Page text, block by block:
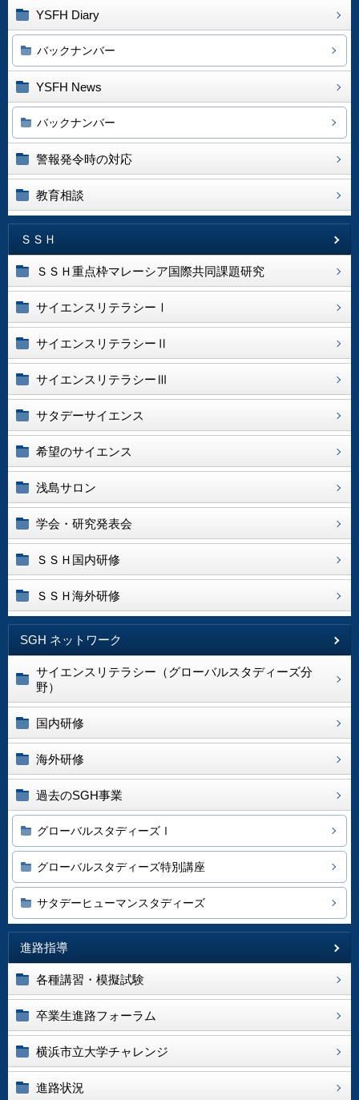
YSFH Diary
バックナンバー
YSFH News
バックナンバー
警報発令時の対応
教育相談
ＳＳＨ
ＳＳＨ重点枠マレーシア国際共同課題研究
サイエンスリテラシーⅠ
サイエンスリテラシーⅡ
サイエンスリテラシーⅢ
サタデーサイエンス
希望のサイエンス
浅島サロン
学会・研究発表会
ＳＳＨ国内研修
ＳＳＨ海外研修
SGH ネットワーク
サイエンスリテラシー（グローバルスタディーズ分
野）
国内研修
海外研修
過去のSGH事業
グローバルスタディーズⅠ
グローバルスタディーズ特別講座
サタデーヒューマンスタディーズ
進路指導
各種講習・模擬試験
卒業生進路フォーラム
横浜市立大学チャレンジ
進路状況